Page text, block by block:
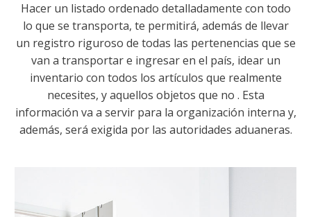
Hacer un listado ordenado detalladamente con todo
lo que se transporta, te permitirá, además de llevar
un registro riguroso de todas las pertenencias que se
van a transportar e ingresar en el país, idear un
inventario con todos los artículos que realmente
necesites, y aquellos objetos que no . Esta
información va a servir para la organización interna y,
además, será exigida por las autoridades aduaneras.